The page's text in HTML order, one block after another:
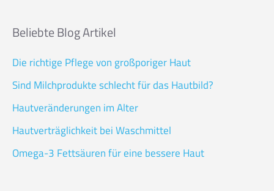
Beliebte Blog Artikel
Die richtige Pflege von großporiger Haut
Sind Milchprodukte schlecht für das Hautbild?
Hautveränderungen im Alter
Hautverträglichkeit bei Waschmittel
Omega-3 Fettsäuren für eine bessere Haut